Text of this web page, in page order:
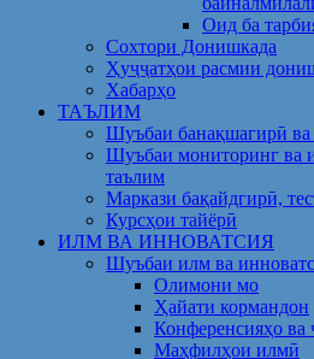
Оид ба
Сохтори Донишкада
Ҳуҷҷатҳои расмии
Хабарҳо
ТАЪЛИМ
Шуъбаи банақшагирӣ ва
Шуъбаи мониторинг ва
таълим
Маркази бақайдгирӣ,
Курсҳои тайёрӣ
ИЛМ ВА ИННОВАТСИЯ
Шуъбаи илм ва
Олимони мо
Ҳайати кормандон
Конференсияҳо
Маҳфилҳои илмӣ